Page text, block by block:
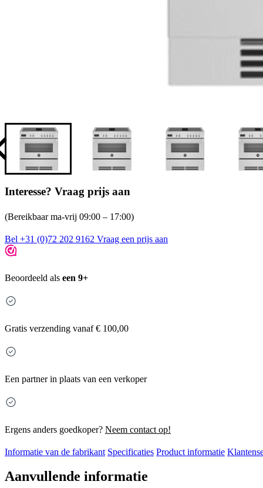
Interesse? Vraag prijs aan
(Bereikbaar ma-vrij 09:00 – 17:00)
Bel +31 (0)72 202 9162 Vraag een prijs aan
Beoordeeld als een 9+
Gratis verzending vanaf € 100,00
Een partner in plaats van een verkoper
Ergens anders goedkoper? Neem contact op!
Informatie van de fabrikant Specificaties Product informatie
Aanvullende informatie